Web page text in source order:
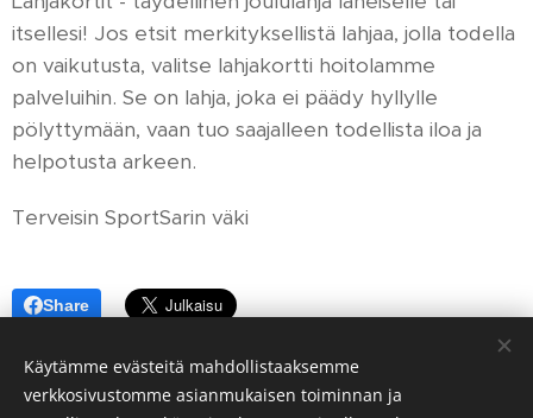
itsellesi! Jos etsit merkityksellistä lahjaa, jolla todella
on vaikutusta, valitse lahjakortti hoitolamme
palveluihin. Se on lahja, joka ei päädy hyllylle
pölyttymään, vaan tuo saajalleen todellista iloa ja
helpotusta arkeen.
Terveisin SportSarin väki
Share
Käytämme evästeitä mahdollistaaksemme
verkkosivustomme asianmukaisen toiminnan ja